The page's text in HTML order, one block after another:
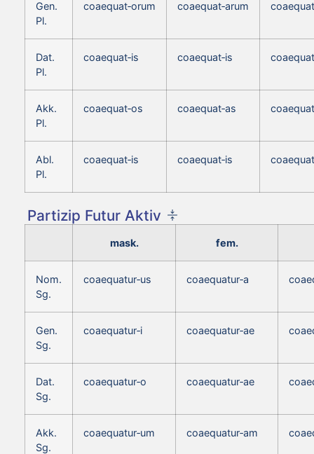
Gen.
Pl.
coaequat‑orum coaequat‑arum
Dat.
Pl.
coaequat‑is coaequat‑is
Akk.
Pl.
coaequat‑os coaequat‑as
Abl.
Pl.
coaequat‑is coaequat‑is
Partizip Futur Aktiv
mask. fem.
Nom.
Sg.
coaequatur‑us coaequatur‑a
Gen.
Sg.
coaequatur‑i coaequatur‑ae
Dat.
Sg.
coaequatur‑o coaequatur‑ae
Akk.
Sg.
coaequatur‑um coaequatur‑am